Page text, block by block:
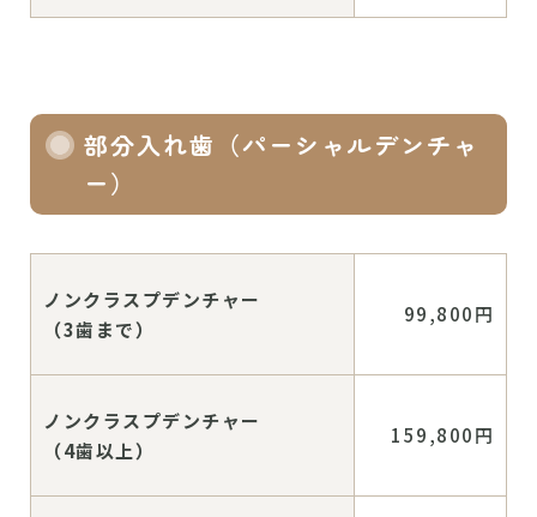
部分入れ歯（パーシャルデンチャ
ー）
ノンクラスプデンチャー
（3歯まで）
99,800円
ノンクラスプデンチャー
（4歯以上）
159,800円